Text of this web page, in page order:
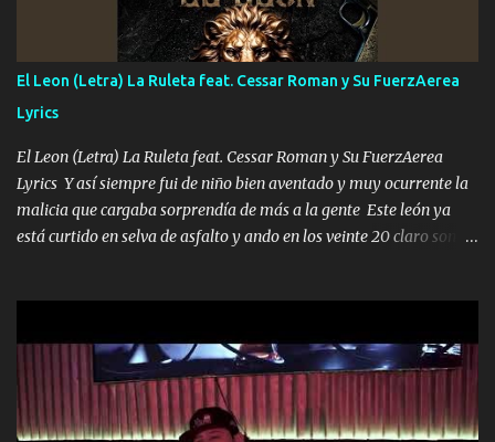
ahí está el Hombre Cuarenta y también Pariente 7 arreglan
cualquier problema no más es cuestión que ordené NOS HACE
FALTA UN HERMANO DE CLAVE ERA EL 24 SIEMPRE FUE UN
HOMBRE VALIENTE POR ALGO M'URIÓ PELEAND0 SIEMPRE
VIO POR LA FAMILIA PARA QUE SIGA EL LEGADO Es el DOS de
los HERMANOS un cerebro inteligente y com...
El Leon (Letra) La Ruleta feat. Cessar Roman y Su FuerzAerea
Lyrics
El Leon (Letra) La Ruleta feat. Cessar Roman y Su FuerzAerea
Lyrics Y así siempre fui de niño bien aventado y muy ocurrente la
malicia que cargaba sorprendía de más a la gente Este león ya
está curtido en selva de asfalto y ando en los veinte 20 claro son
pa más pues hay charola les voy a dar hasta topar pues no hay de
otra Música Surcando bien mi camino voy por mi línea no veo a
los lados aquel que no corre vuela no se me duerm voy chicoteado
Ya pasé varias hazañas ya tienen rato que me agarran el colmillo